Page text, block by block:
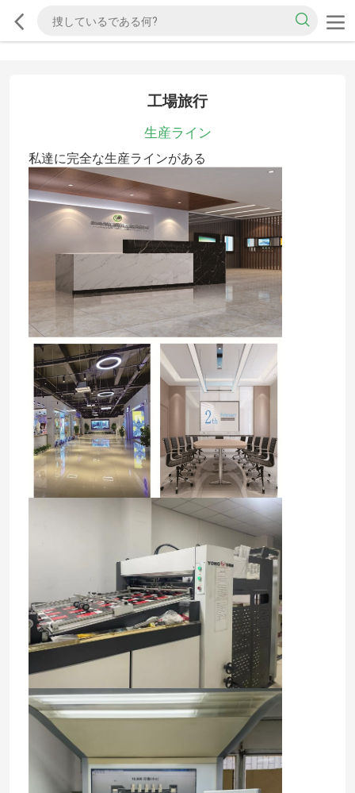
工場旅行
生産ライン
私達に完全な生産ラインがある